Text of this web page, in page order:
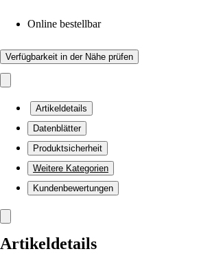
Online bestellbar
Verfügbarkeit in der Nähe prüfen
Artikeldetails
Datenblätter
Produktsicherheit
Weitere Kategorien
Kundenbewertungen
Artikeldetails